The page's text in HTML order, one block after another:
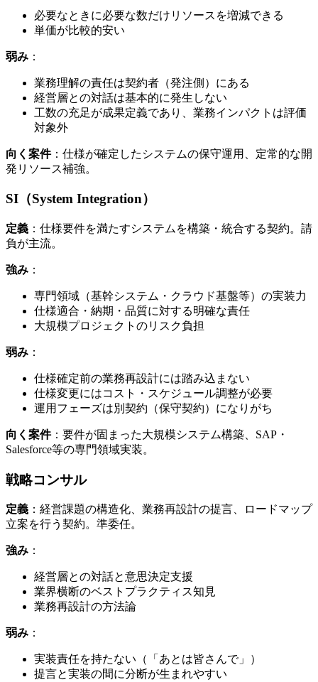
必要な​ときに​必要な​数だけリソースを​増減できる
単価が​比較的安い
弱み ：
業務理解の​責任は​契約者​（発注側）に​ある
経営層との​対話は​基本的に​発生しない
工数の​充足が​成果定義であり、​業務インパクトは​評価
対象外
向く案件：仕様が​確定した​システムの​保守運用、​定常的な​開
発リソース補強。
SI​（System Integration）
定義 ：仕様要件を​満たすシステムを​構築・統合する​契約。​請
負が​主流。
強み ：
専門領域​（基幹システム・クラウド基盤等）の​実装力
仕様適合・納期・品質に​対する​明確な​責任
大規模プロジェクトの​リスク負担
弱み ：
仕様確定前の​業務再設計には​踏み込まない
仕様変更には​コスト・スケジュール調整が​必要
運用フェーズは​別契約​（保守契約）に​なりが​ち
向く案件：要件が​固まった​大規模システム構築、​SAP・
Salesforce等の​専門領域実装。
戦略コンサル
定義 ：経営課題の​構造化、​業務再設計の​提言、​ロードマップ
立案を​行う​契約。​準委任。
強み ：
経営層との​対話と​意思決定支援
業界横断の​ベストプラクティス知見
業務再設計の​方​法論
弱み ：
実装責任を​持たない​（​「あとは​皆さんで」）
提言と​実装の​間に​分断が​生まれやすい